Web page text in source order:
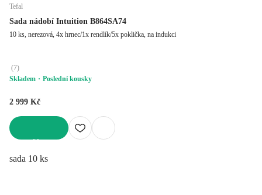
Tefal
Sada nádobí Intuition B864SA74
10 ks, nerezová, 4x hrnec/1x rendlík/5x poklička, na indukci
(7)
Skladem
Poslední kousky
2 999 Kč
sada 10 ks